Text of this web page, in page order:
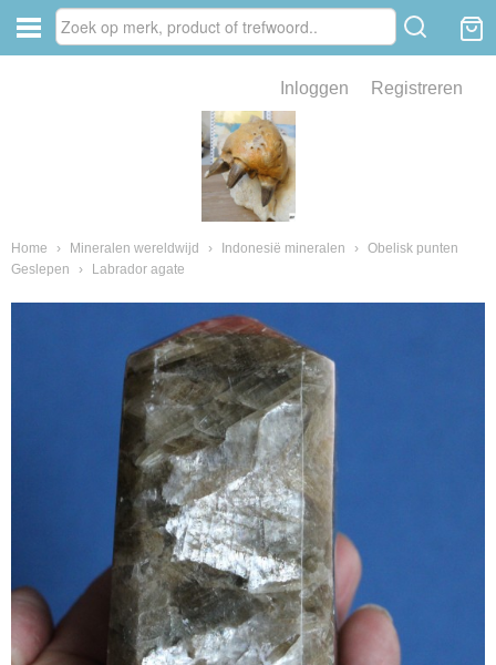
Inloggen Registreren
Home › Mineralen wereldwijd › Indonesië mineralen › Obelisk punten
Geslepen
› Labrador agate
van fossielen en mineralen